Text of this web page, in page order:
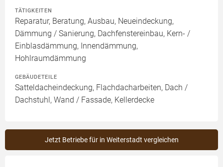
TÄTIGKEITEN
Reparatur, Beratung, Ausbau, Neueindeckung,
Dämmung / Sanierung, Dachfenstereinbau, Kern- /
Einblasdämmung, Innendämmung,
Hohlraumdämmung
GEBÄUDETEILE
Satteldacheindeckung, Flachdacharbeiten, Dach /
Dachstuhl, Wand / Fassade, Kellerdecke
Jetzt Betriebe für in Weiterstadt vergleichen